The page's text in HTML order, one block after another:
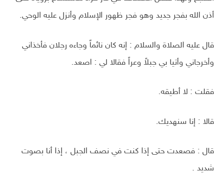
أذن الله بفجر جديد وهو فجر ظهور الإسلام وأنزل عليه الوحي.
قال عليه الصلاة والسلام : إنه كان نائماً وجاءه رجلان فأخذاني
وأخرجاني وأتيا بي جبلاً وعراً فقالا لي : اصعد.
فقلت : لا أطيقه.
قالا : إنا سنهديك.
قال : فصعدت حتى إذا كنت في نصف الجبل ، إذا أنا بصوت
شديد .